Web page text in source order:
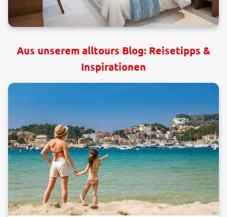
Aus unserem alltours Blog: Reisetipps &
Inspirationen